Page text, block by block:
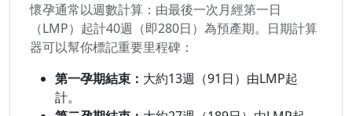
懷孕通常以週數計算：由最後一次月經第一日
（LMP）起計40週（即280日）為預產期。日期計算
器可以幫你標記重要里程碑：
第一孕期結束： 大約13週（91日）由LMP起
計。